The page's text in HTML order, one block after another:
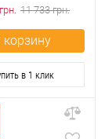
грн. 11 733грн.
корзину
в 1 клик